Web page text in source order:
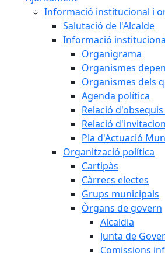
Informació institucional i
Salutació de l'Alcalde
Informació
Organigrama
Organismes
Organismes dels
Agenda política
Relació
Relació
Pla d'Actuació
Organització política
Cartipàs
Càrrecs electes
Grups municipals
Òrgans de govern
Alcaldia
Junta de
Comissions